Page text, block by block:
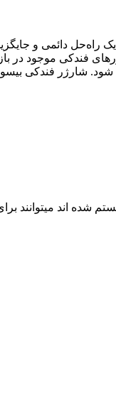
دائمی و
فندکی موجود در
با داشتن توان خروجی 40
شده اند میتوانند